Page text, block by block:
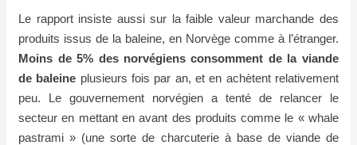
Le rapport insiste aussi sur la faible valeur marchande des
produits issus de la baleine, en Norvège comme à l’étranger.
Moins de 5% des norvégiens consomment de la viande
de baleine plusieurs fois par an, et en achètent relativement
peu. Le gouvernement norvégien a tenté de relancer le
secteur en mettant en avant des produits comme le « whale
pastrami » (une sorte de charcuterie à base de viande de